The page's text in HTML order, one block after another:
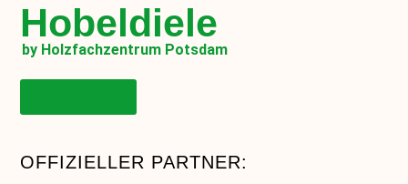
Hobeldiele
by Holzfachzentrum Potsdam
OFFIZIELLER PARTNER: